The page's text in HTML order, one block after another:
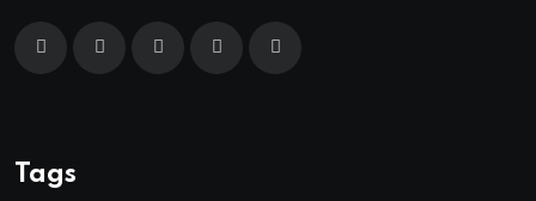
Tags